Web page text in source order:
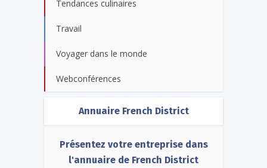
Tendances culinaires
Travail
Voyager dans le monde
Webconférences
Annuaire French District
Présentez votre entreprise dans
l'annuaire de French District